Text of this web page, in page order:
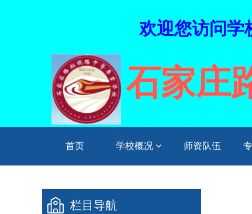
石家庄
欢迎您访问学
首页 学校概况 师资队伍
栏目导航